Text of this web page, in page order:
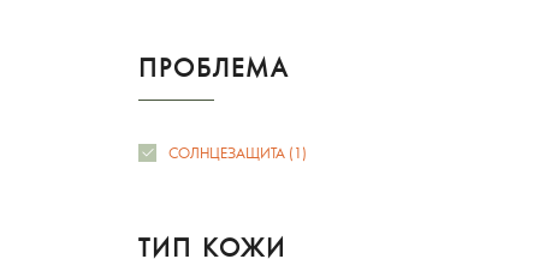
ПРОБЛЕМА
СОЛНЦЕЗАЩИТА (1)
ТИП КОЖИ